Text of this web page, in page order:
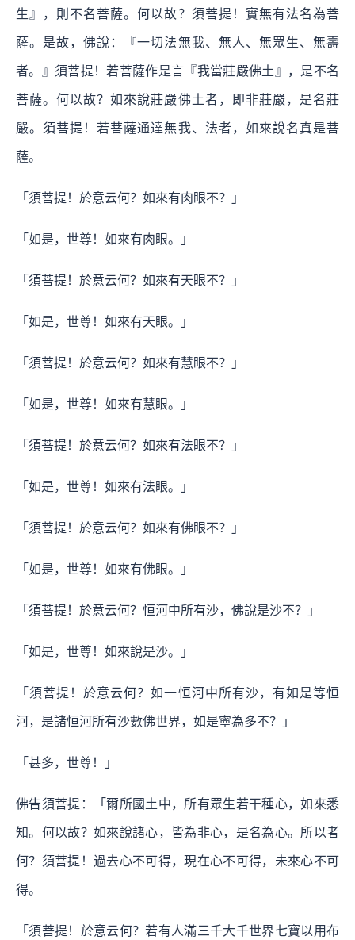
生』，則不名菩薩。何以故？須菩提！實無有法名為菩
薩。是故，佛說：『一切法無我、無人、無眾生、無壽
者。』須菩提！若菩薩作是言『我當莊嚴佛土』，是不名
菩薩。何以故？如來說莊嚴佛土者，即非莊嚴，是名莊
嚴。須菩提！若菩薩通達無我、法者，如來說名真是菩
薩。
「須菩提！於意云何？如來有肉眼不？」
「如是，世尊！如來有肉眼。」
「須菩提！於意云何？如來有天眼不？」
「如是，世尊！如來有天眼。」
「須菩提！於意云何？如來有慧眼不？」
「如是，世尊！如來有慧眼。」
「須菩提！於意云何？如來有法眼不？」
「如是，世尊！如來有法眼。」
「須菩提！於意云何？如來有佛眼不？」
「如是，世尊！如來有佛眼。」
「須菩提！於意云何？恒河中所有沙，佛說是沙不？」
「如是，世尊！如來說是沙。」
「須菩提！於意云何？如一恒河中所有沙，有如是等恒
河，是諸恒河所有沙數佛世界，如是寧為多不？」
「甚多，世尊！」
佛告須菩提：「爾所國土中，所有眾生若干種心，如來悉
知。何以故？如來說諸心，皆為非心，是名為心。所以者
何？須菩提！過去心不可得，現在心不可得，未來心不可
得。
「須菩提！於意云何？若有人滿三千大千世界七寶以用布